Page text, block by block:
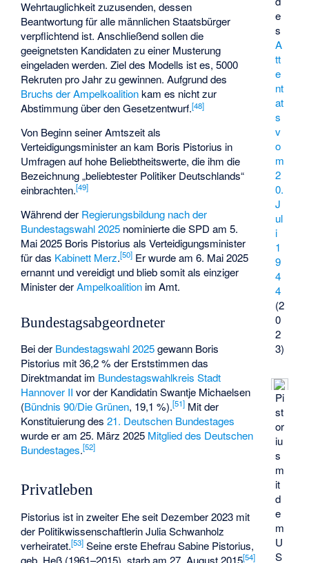
e
s
A
tt
e
nt
at
s
v
o
m
2
0.
J
ul
i
1
9
4
4
(2
0
2
3)
Pi
st
or
iu
s
m
it
d
e
m
U
S
Wehrtauglichkeit zuzusenden, dessen
Beantwortung für alle männlichen Staatsbürger
verpflichtend ist. Anschließend sollen die
geeignetsten Kandidaten zu einer Musterung
eingeladen werden. Ziel des Modells ist es, 5000
Rekruten pro Jahr zu gewinnen. Aufgrund des
Bruchs der Ampelkoalitionkam es nicht zur
Abstimmung über den Gesetzentwurf.[48]
Von Beginn seiner Amtszeit als
Verteidigungsminister an kam Boris Pistorius in
Umfragen auf hohe Beliebtheitswerte, die ihm die
Bezeichnung „beliebtester Politiker Deutschlands“
einbrachten.[49]
Während der Regierungsbildung nach der
Bundestagswahl 2025 nominierte die SPD am 5.
Mai 2025 Boris Pistorius als Verteidigungsminister
für das Kabinett Merz.[50] Er wurde am 6. Mai 2025
ernannt und vereidigt und blieb somit als einziger
Minister derAmpelkoalition im Amt.
Bundestagsabgeordneter
Bei der Bundestagswahl 2025gewann Boris
Pistorius mit 36,2 % der Erststimmen das
Direktmandat im Bundestagswahlkreis Stadt
Hannover II vor der KandidatinSwantje Michaelsen
(Bündnis 90/Die Grünen, 19,1 %).[51] Mit der
Konstituierung des21. Deutschen Bundestages
wurde er am 25. März 2025 Mitglied des Deutschen
Bundestages.[52]
Privatleben
Pistorius ist in zweiter Ehe seit Dezember 2023 mit
der PolitikwissenschaftlerinJulia Schwanholz
verheiratet.[53] Seine erste Ehefrau Sabine Pistorius,
geb. Heß (1961–2015), starb am 27. August 2015[54]